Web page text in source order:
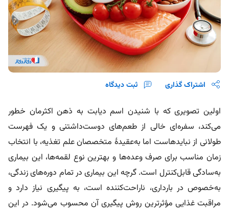
اشتراک گذاری ثبت دیدگاه
اولین تصویری که با شنیدن اسم دیابت به ذهن اکثرمان خطور
می‌کند، سفره‌ای خالی از طعم‌های دوست‌داشتنی و یک فهرست
طولانی از نبایدهاست اما به‌عقیدۀ متخصصان علم تغذیه، با انتخاب
زمان مناسب برای صرف وعده‌ها و بهترین نوع لقمه‌ها، این بیماری
به‌سادگی قابل‌کنترل است. گرچه این بیماری در تمام دوره‌های زندگی،
به‌خصوص در بارداری، ناراحت‌کننده است، به پیگیری نیاز دارد و
مراقبت غذایی مؤثرترین روش پیگیری آن محسوب می‌شود. در این